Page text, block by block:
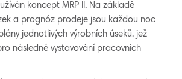
koncept MRP II. Na základě
a prognóz prodeje jsou každou noc
jednotlivých výrobních úseků, jež
následné vystavování pracovních